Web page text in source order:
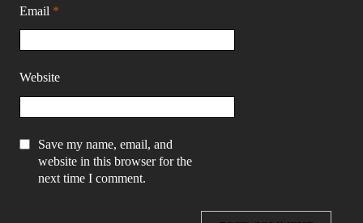
Email *
Website
Save my name, email, and
website in this browser for the
next time I comment.